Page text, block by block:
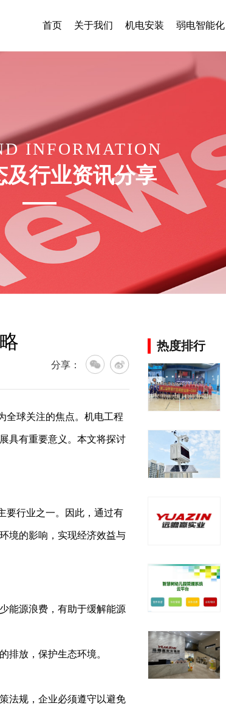
首页 关于我们 机电安装 弱电智能化
INFORMATION
及行业资讯分享
分享：
全球关注的焦点。机电工程
具有重要意义。本文将探讨
要行业之一。因此，通过有
境的影响，实现经济效益与
能源浪费，有助于缓解能源
排放，保护生态环境。
法规，企业必须遵守以避免
热度排行